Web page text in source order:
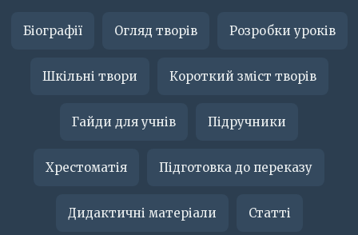
Біографії Огляд творів Розробки уроків
Шкільні твори Короткий зміст творів
Гайди для учнів Підручники
Хрестоматія Підготовка до переказу
Дидактичні матеріали Статті